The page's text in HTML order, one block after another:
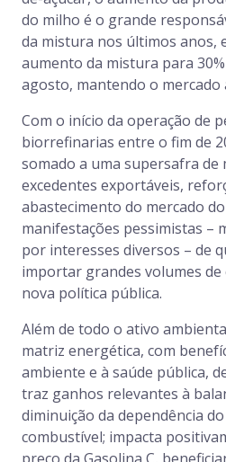
do milho é o grande
da mistura nos últimos anos,
aumento da mistura para
agosto, mantendo o mercado
Com o início da operação de
biorrefinarias entre o fim de
somado a uma supersafra de
excedentes exportáveis,
abastecimento do mercado
manifestações pessimistas –
por interesses diversos – de
importar grandes volumes
nova política pública.
Além de todo o ativo
matriz energética, com
ambiente e à saúde pública,
traz ganhos relevantes à
diminuição da dependência
combustível; impacta